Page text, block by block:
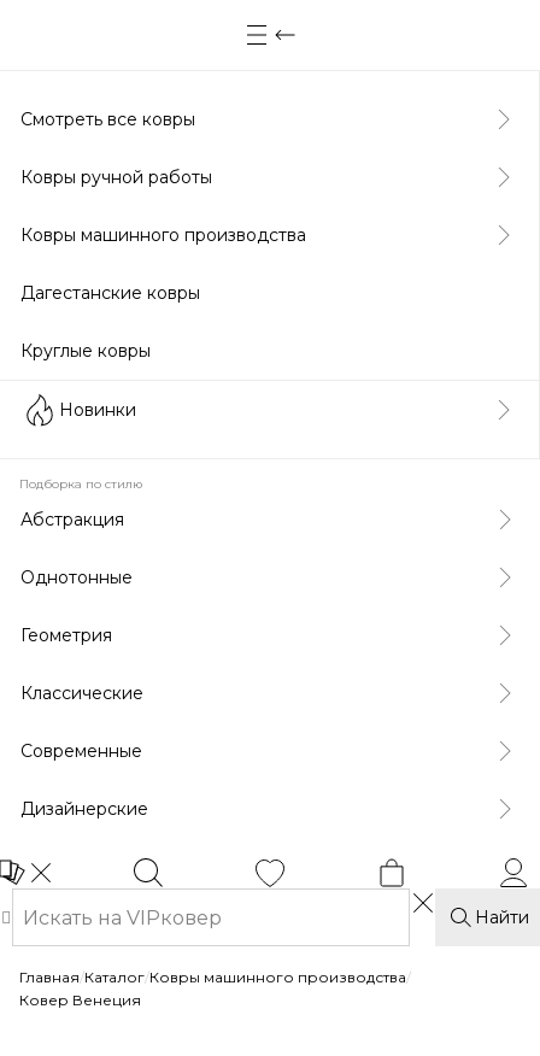
Смотреть все ковры
Ковры ручной работы
Ковры машинного производства
Дагестанские ковры
Круглые ковры
Новинки
Подборка по стилю
Абстракция
Однотонные
Геометрия
Классические
Современные
Дизайнерские
Найти
Главная/Каталог/Ковры машинного производства/
Ковер Венеция